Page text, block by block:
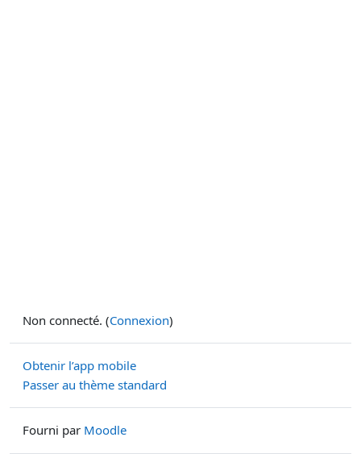
Non connecté. (Connexion)
Obtenir l’app mobile
Passer au thème standard
Fourni par Moodle